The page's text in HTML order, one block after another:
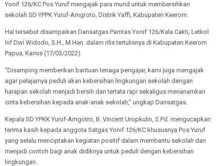
Yonif 126/KC Pos Yuruf mengajak para murid untuk membersihkan
sekolah SD YPPK Yuruf-Amgroto, Distrik Yaffi, Kabupaten Keerom.
Hal tersebut disampaikan Dansatgas Pamtas Yonif 126/Kala Cakti, Letkol
Inf Dwi Widodo, S.H., M.Han. dalam rilis tertulisnya di Kabupaten Keerom
Papua, Kamis (17/03/2022).
“Disamping memberikan bantuan tenaga pengajar, kami juga mengajak
agar pelajarnya peduli akan kebersihan lingkungan sekolah dengan
harapan sekolah menjadi bersih dan tertata rapi sekaligus menanamkan
cinta kebersihan kepada anak-anak sekolah,” ungkap Dansatgas.
Kepala SD YPKK Yuruf-Amgotro, B. Vincent Uropkulin, S.Pd. mengucapkan
terima kasih kepada anggota Satgas Yonif 126/KC khususnya Pos Yuruf
yang selalu menciptakan kegiatan positif dalam membantu sekolah dan
menjadi contoh bagi anak didiknya untuk peduli dengan kebersihan
lingkungan.